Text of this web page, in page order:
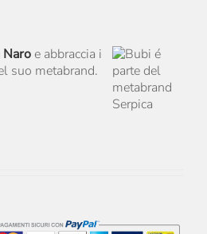
Naro e abbraccia i
suo metabrand.